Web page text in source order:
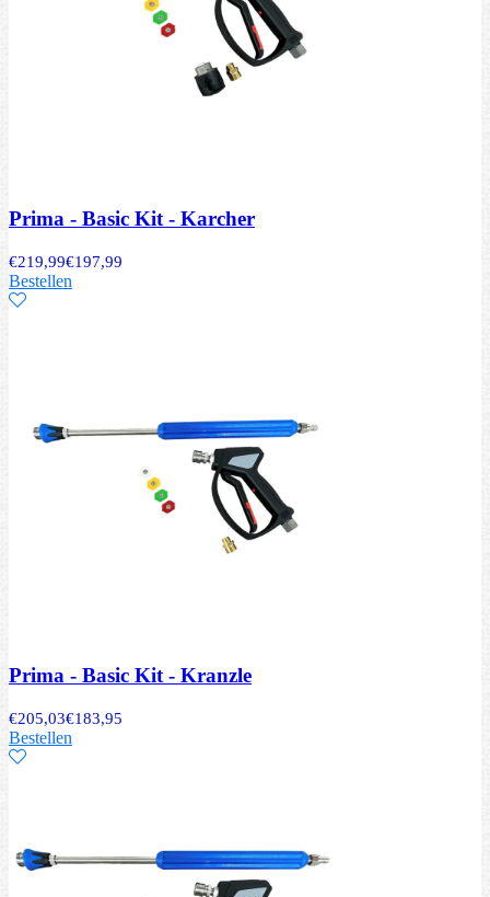
Prima - Basic Kit - Karcher
€219,99€197,99
Bestellen
Prima - Basic Kit - Kranzle
€205,03€183,95
Bestellen